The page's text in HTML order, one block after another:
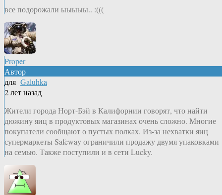
все подорожали ыыыыы.. :(((
Proper
Автор
для Galuhka
2 лет назад
Жители города Норт-Бэй в Калифорнии говорят, что найти
дюжину яиц в продуктовых магазинах очень сложно. Многие
покупатели сообщают о пустых полках. Из-за нехватки яиц
супермаркеты Safeway ограничили продажу двумя упаковками
на семью. Также поступили и в сети Lucky.